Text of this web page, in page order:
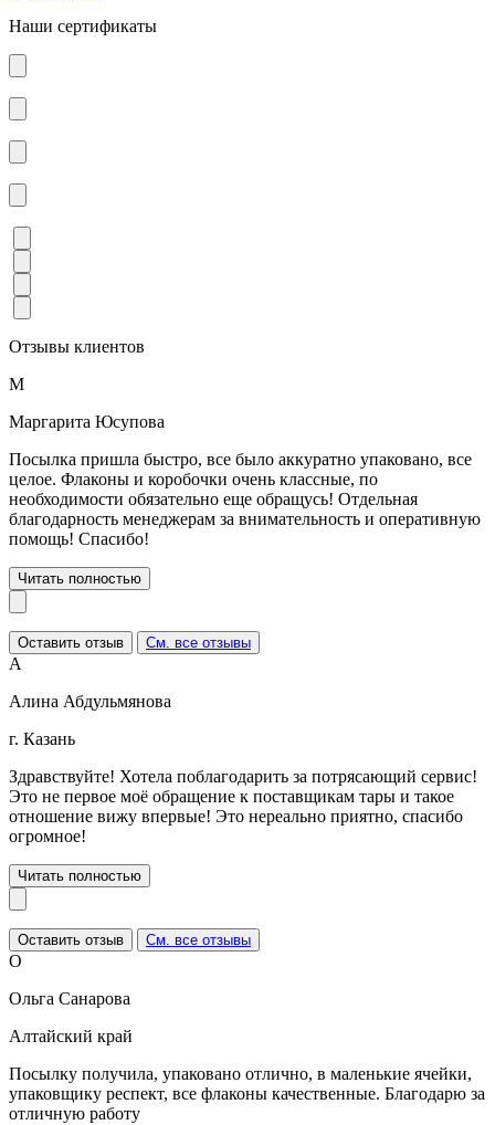
Наши сертификаты
Отзывы клиентов
М
Маргарита Юсупова
Посылка пришла быстро, все было аккуратно упаковано, все
целое. Флаконы и коробочки очень классные, по
необходимости обязательно еще обращусь! Отдельная
благодарность менеджерам за внимательность и оперативную
помощь! Спасибо!
Читать полностью
Оставить отзыв См. все отзывы
А
Алина Абдульмянова
г. Казань
Здравствуйте! Хотела поблагодарить за потрясающий сервис!
Это не первое моё обращение к поставщикам тары и такое
отношение вижу впервые! Это нереально приятно, спасибо
огромное!
Читать полностью
Оставить отзыв См. все отзывы
О
Ольга Санарова
Алтайский край
Посылку получила, упаковано отлично, в маленькие ячейки,
упаковщику респект, все флаконы качественные. Благодарю за
отличную работу